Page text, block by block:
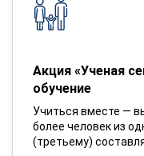
Акция «Ученая
обучение
Учиться вместе —
более человек из
(третьему)